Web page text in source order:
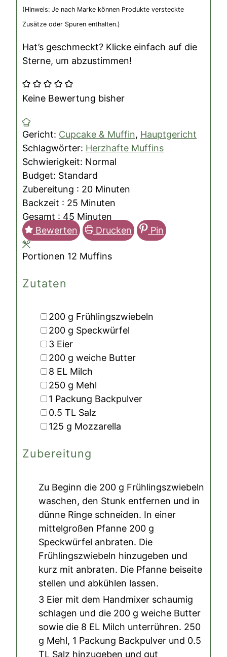
(Hinweis: Je nach Marke können Produkte versteckte
Zusätze oder Spuren enthalten.)
Hat’s geschmeckt? Klicke einfach auf die
Sterne, um abzustimmen!
Keine Bewertung bisher
Gericht: Cupcake & Muffin, Hauptgericht
Schlagwörter: Herzhafte Muffins
Schwierigkeit: Normal
Budget: Standard
Zubereitung : 20Minuten
Minuten
Backzeit : 25 Minuten
Minuten
Gesamt : 45 Minuten
Minuten
Bewerten
Drucken Pin
Portionen 12 Muffins
Zutaten
▢
200 g Frühlingszwiebeln
▢
200 g Speckwürfel
▢
3 Eier
▢
200 g weiche Butter
▢
8 EL Milch
▢
250 g Mehl
▢
1 Packung Backpulver
▢
0.5 TL Salz
▢
125 g Mozzarella
Zubereitung
Zu Beginn die 200 g Frühlingszwiebeln
waschen, den Stunk entfernen und in
dünne Ringe schneiden. In einer
mittelgroßen Pfanne 200 g
Speckwürfel anbraten. Die
Frühlingszwiebeln hinzugeben und
kurz mit anbraten. Die Pfanne beiseite
stellen und abkühlen lassen.
3 Eier mit dem Handmixer schaumig
schlagen und die 200 g weiche Butter
sowie die 8 EL Milch unterrühren. 250
g Mehl, 1 Packung Backpulver und 0.5
TL Salz hinzugeben und gut